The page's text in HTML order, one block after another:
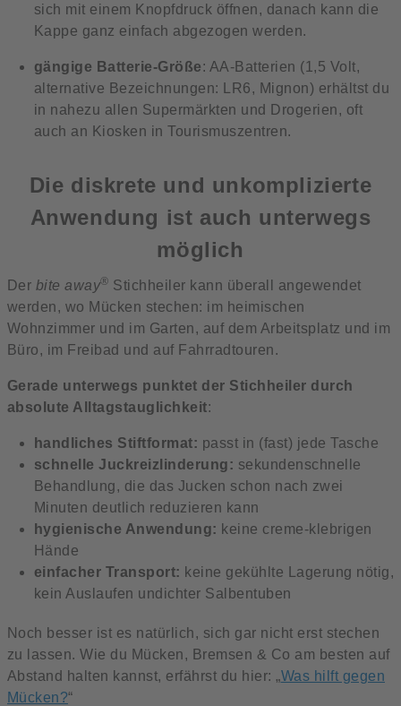
sich mit einem Knopfdruck öffnen, danach kann die
Kappe ganz einfach abgezogen werden.
gängige Batterie-Größe: AA-Batterien (1,5 Volt,
alternative Bezeichnungen: LR6, Mignon) erhältst du
in nahezu allen Supermärkten und Drogerien, oft
auch an Kiosken in Tourismuszentren.
Die diskrete und unkomplizierte
Anwendung ist auch unterwegs
möglich
Der bite away® Stichheiler kann überall angewendet
werden, wo Mücken stechen: im heimischen
Wohnzimmer und im Garten, auf dem Arbeitsplatz und im
Büro, im Freibad und auf Fahrradtouren.
Gerade unterwegs punktet der Stichheiler durch
absolute Alltagstauglichkeit:
handliches Stiftformat: passt in (fast) jede Tasche
schnelle Juckreizlinderung: sekundenschnelle
Behandlung, die das Jucken schon nach zwei
Minuten deutlich reduzieren kann
hygienische Anwendung: keine creme-klebrigen
Hände
einfacher Transport: keine gekühlte Lagerung nötig,
kein Auslaufen undichter Salbentuben
Noch besser ist es natürlich, sich gar nicht erst stechen
zu lassen. Wie du Mücken, Bremsen & Co am besten auf
Abstand halten kannst, erfährst du hier: „Was hilft gegen
Mücken?“